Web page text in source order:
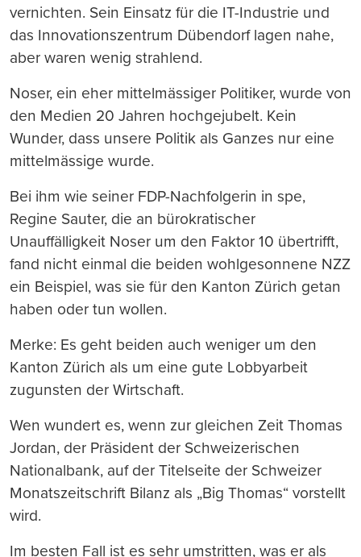
vernichten. Sein Einsatz für die IT-Industrie und
das Innovationszentrum Dübendorf lagen nahe,
aber waren wenig strahlend.
Noser, ein eher mittelmässiger Politiker, wurde von
den Medien 20 Jahren hochgejubelt. Kein
Wunder, dass unsere Politik als Ganzes nur eine
mittelmässige wurde.
Bei ihm wie seiner FDP-Nachfolgerin in spe,
Regine Sauter, die an bürokratischer
Unauffälligkeit Noser um den Faktor 10 übertrifft,
fand nicht einmal die beiden wohlgesonnene NZZ
ein Beispiel, was sie für den Kanton Zürich getan
haben oder tun wollen.
Merke: Es geht beiden auch weniger um den
Kanton Zürich als um eine gute Lobbyarbeit
zugunsten der Wirtschaft.
Wen wundert es, wenn zur gleichen Zeit Thomas
Jordan, der Präsident der Schweizerischen
Nationalbank, auf der Titelseite der Schweizer
Monatszeitschrift Bilanz als „Big Thomas“ vorstellt
wird.
Im besten Fall ist es sehr umstritten, was er als